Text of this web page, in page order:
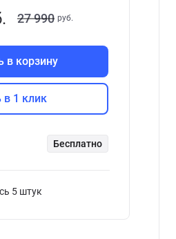
27 990 руб.
в корзину
в 1 клик
Бесплатно
5 штук